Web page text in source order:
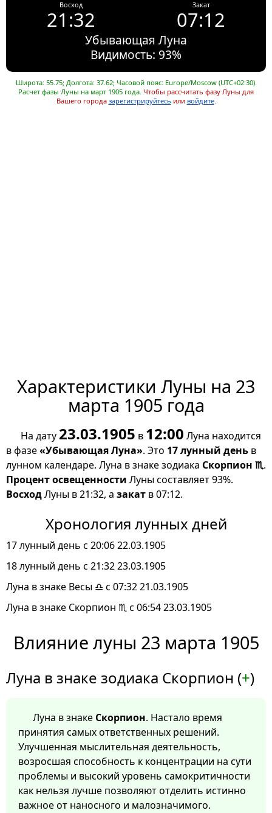
Восход
21:32
Закат
07:12
Убывающая Луна
Видимость: 93%
Широта: 55.75; Долгота: 37.62; Часовой пояс: Europe/Moscow (UTC+02:30).
Расчет фазы Луны на март 1905 года. Чтобы рассчитать фазу Луны для
Вашего города зарегистрируйтесь или войдите.
Характеристики Луны на 23
марта 1905 года
На дату 23.03.1905 в 12:00 Луна находится
в фазе«Убывающая Луна». Это 17 лунный день в
лунном календаре. Луна в знаке зодиака Скорпион ♏.
Процент освещенности Луны составляет 93%.
ВосходЛуны в 21:32, а закат в 07:12.
Хронология лунных дней
17 лунный день с 20:06 22.03.1905
18 лунный день с 21:32 23.03.1905
Луна в знаке Весы ♎ с 07:32 21.03.1905
Луна в знаке Скорпион ♏ с 06:54 23.03.1905
Влияние луны 23 марта 1905
Луна в знаке зодиака Скорпион (+)
Луна в знаке Скорпион. Настало время
принятия самых ответственных решений.
Улучшенная мыслительная деятельность,
возросшая способность к концентрации на сути
проблемы и высокий уровень самокритичности
как нельзя лучше позволяют отделить истинно
важное от наносного и малозначимого.